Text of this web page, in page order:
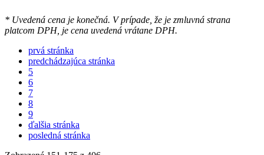
* Uvedená cena je konečná. V prípade, že je zmluvná strana
platcom DPH, je cena uvedená vrátane DPH.
prvá stránka
predchádzajúca stránka
5
6
7
8
9
ďalšia stránka
posledná stránka